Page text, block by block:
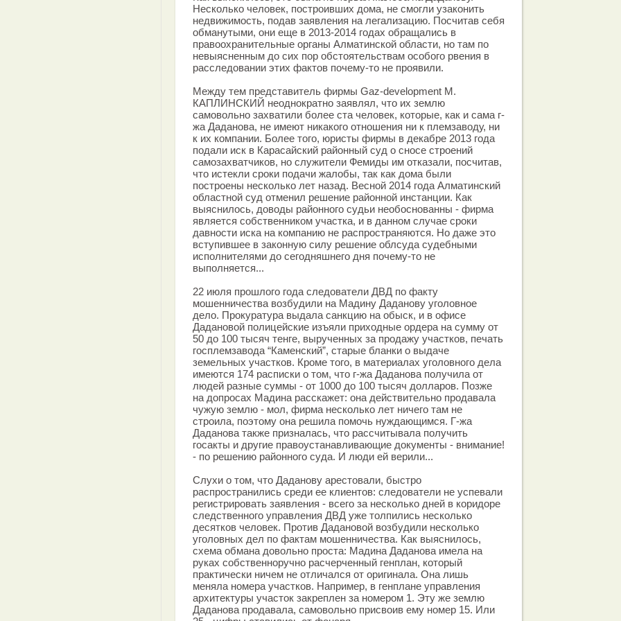
Несколько человек, построивших дома, не смогли узаконить
недвижимость, подав заявления на легализацию. Посчитав себя
обманутыми, они еще в 2013-2014 годах обращались в
правоохранительные органы Алматинской области, но там по
невыясненным до сих пор обстоятельствам особого рвения в
расследовании этих фактов почему-то не проявили.
Между тем представитель фирмы Gaz-development М.
КАПЛИНСКИЙ неоднократно заявлял, что их землю
самовольно захватили более ста человек, которые, как и сама г-
жа Даданова, не имеют никакого отношения ни к племзаводу, ни
к их компании. Более того, юристы фирмы в декабре 2013 года
подали иск в Карасайский районный суд о сносе строений
самозахватчиков, но служители Фемиды им отказали, посчитав,
что истекли сроки подачи жалобы, так как дома были
построены несколько лет назад. Весной 2014 года Алматинский
областной суд отменил решение районной инстанции. Как
выяснилось, доводы районного судьи необоснованны - фирма
является собственником участка, и в данном случае сроки
давности иска на компанию не распространяются. Но даже это
вступившее в законную силу решение облсуда судебными
исполнителями до сегодняшнего дня почему-то не
выполняется...
22 июля прошлого года следователи ДВД по факту
мошенничества возбудили на Мадину Даданову уголовное
дело. Прокуратура выдала санкцию на обыск, и в офисе
Дадановой полицейские изъяли приходные ордера на сумму от
50 до 100 тысяч тенге, вырученных за продажу участков, печать
госплемзавода “Каменский”, старые бланки о выдаче
земельных участков. Кроме того, в материалах уголовного дела
имеются 174 расписки о том, что г-жа Даданова получила от
людей разные суммы - от 1000 до 100 тысяч долларов. Позже
на допросах Мадина расскажет: она действительно продавала
чужую землю - мол, фирма несколько лет ничего там не
строила, поэтому она решила помочь нуждающимся. Г-жа
Даданова также призналась, что рассчитывала получить
госакты и другие правоустанавливающие документы - внимание!
- по решению районного суда. И люди ей верили...
Слухи о том, что Даданову арестовали, быстро
распространились среди ее клиентов: следователи не успевали
регистрировать заявления - всего за несколько дней в коридоре
следственного управления ДВД уже толпились несколько
десятков человек. Против Дадановой возбудили несколько
уголовных дел по фактам мошенничества. Как выяснилось,
схема обмана довольно проста: Мадина Даданова имела на
руках собственноручно расчерченный генплан, который
практически ничем не отличался от оригинала. Она лишь
меняла номера участков. Например, в генплане управления
архитектуры участок закреплен за номером 1. Эту же землю
Даданова продавала, самовольно присвоив ему номер 15. Или